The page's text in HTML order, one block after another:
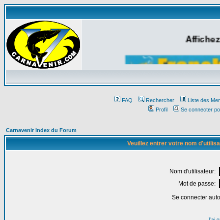
FAQ Rechercher
Liste des
Profil
Se connecter
Carnavenir Index du Forum
Veuillez entrer votre nom
Nom d'utilisateur:
Mot de passe:
Se connecter